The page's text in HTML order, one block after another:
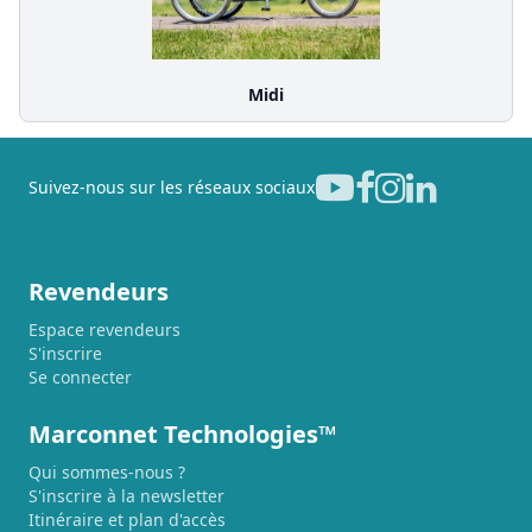
Midi
Suivez-nous sur les réseaux sociaux
Revendeurs
Espace revendeurs
S'inscrire
Se connecter
Marconnet Technologies™
Qui sommes-nous ?
S'inscrire à la newsletter
Itinéraire et plan d'accès